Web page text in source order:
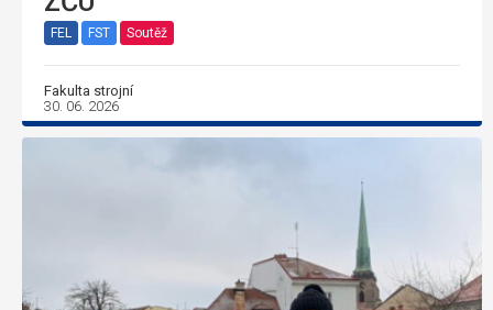
FEL FST Soutěž
Fakulta strojní
30. 06. 2026